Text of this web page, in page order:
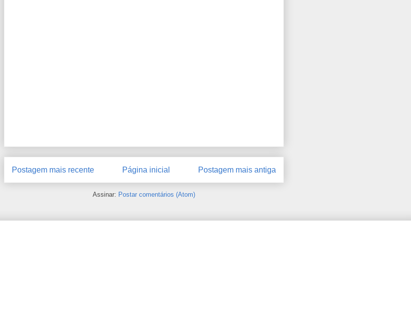
Postagem mais recente Postagem mais antiga
Página inicial
Assinar: Postar comentários (Atom)